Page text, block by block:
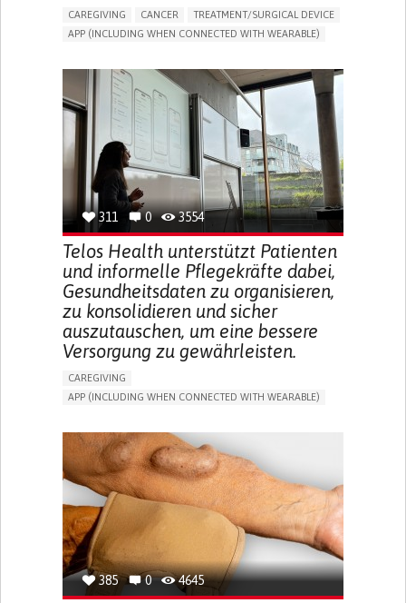
CAREGIVING CANCER
TREATMENT/SURGICAL DEVICE
APP (INCLUDING WHEN CONNECTED WITH WEARABLE)
CAREGIVING SUPPORT
MEDICAL ONCOLOGY
CAREGIVER SUPPORT
UNITED STATES
311 0 3554
Telos Health unterstützt Patienten
und informelle Pflegekräfte dabei,
Gesundheitsdaten zu organisieren,
zu konsolidieren und sicher
auszutauschen, um eine bessere
Versorgung zu gewährleisten.
CAREGIVING
APP (INCLUDING WHEN CONNECTED WITH WEARABLE)
GENERAL AND FAMILY MEDICINE
PORTUGAL
385 0 4645